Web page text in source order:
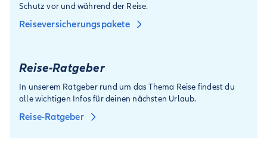
Schutz vor und während der Reise.
Reiseversicherungspakete
Reise-Ratgeber
In unserem Ratgeber rund um das Thema Reise findest du
alle wichtigen Infos für deinen nächsten Urlaub.
Reise-Ratgeber